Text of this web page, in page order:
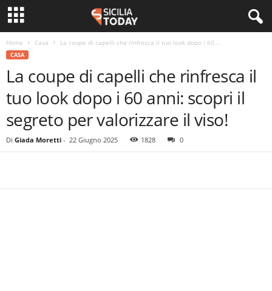
Home Casa La coupe di capelli che rinfresca il tuo look dopo i 60...
CASA
La coupe di capelli che rinfresca il
tuo look dopo i 60 anni: scopri il
segreto per valorizzare il viso!
Di Giada Moretti - 22 Giugno 2025 1828 0